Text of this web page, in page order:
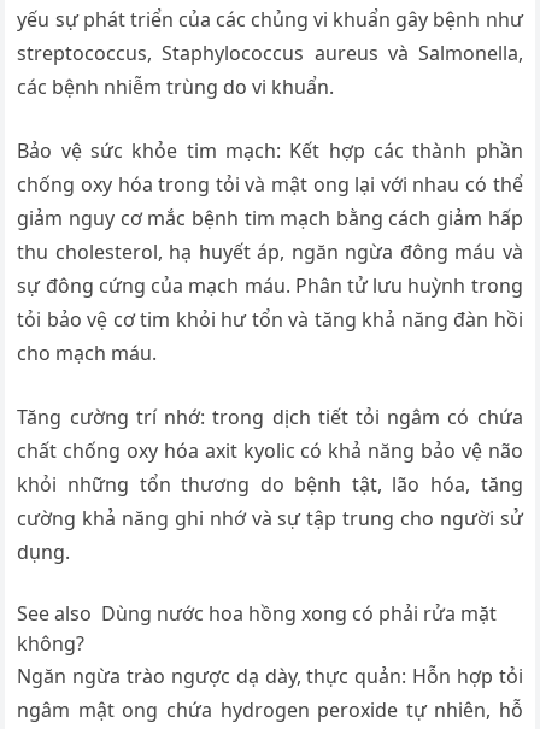
yếu sự phát triển của các chủng vi khuẩn gây bệnh như
streptococcus, Staphylococcus aureus và Salmonella,
các bệnh nhiễm trùng do vi khuẩn.
Bảo vệ sức khỏe tim mạch: Kết hợp các thành phần
chống oxy hóa trong tỏi và mật ong lại với nhau có thể
giảm nguy cơ mắc bệnh tim mạch bằng cách giảm hấp
thu cholesterol, hạ huyết áp, ngăn ngừa đông máu và
sự đông cứng của mạch máu. Phân tử lưu huỳnh trong
tỏi bảo vệ cơ tim khỏi hư tổn và tăng khả năng đàn hồi
cho mạch máu.
Tăng cường trí nhớ: trong dịch tiết tỏi ngâm có chứa
chất chống oxy hóa axit kyolic có khả năng bảo vệ não
khỏi những tổn thương do bệnh tật, lão hóa, tăng
cường khả năng ghi nhớ và sự tập trung cho người sử
dụng.
See also Dùng nước hoa hồng xong có phải rửa mặt
không?
Ngăn ngừa trào ngược dạ dày, thực quản: Hỗn hợp tỏi
ngâm mật ong chứa hydrogen peroxide tự nhiên, hỗ